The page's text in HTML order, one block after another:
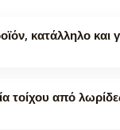
κατάλληλο και
τοίχου από